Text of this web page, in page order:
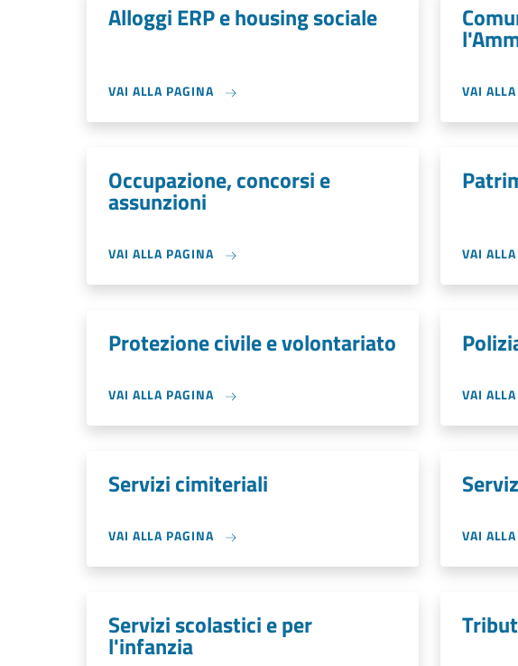
Alloggi ERP e housing sociale
VAI ALLA PAGINA VAI
Occupazione, concorsi e
assunzioni
VAI ALLA PAGINA VAI
Protezione civile e volontariato
VAI ALLA PAGINA VAI
Servizi cimiteriali
VAI ALLA PAGINA VAI
Servizi scolastici e per
l'infanzia